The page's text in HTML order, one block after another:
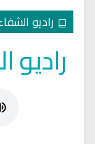
راديو
راديو